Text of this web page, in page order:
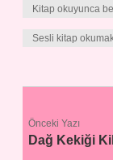
Kitap okuyunca
Sesli kitap
Önceki Yazı
Dağ Kekiği